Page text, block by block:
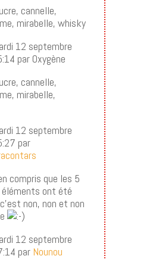
cannelle,
mirabelle, whisky
12 septembre
par Oxygène
cannelle,
mirabelle,
12 septembre
par
compris que les 5
éléments ont été
non, non et non
12 septembre
par Nounou